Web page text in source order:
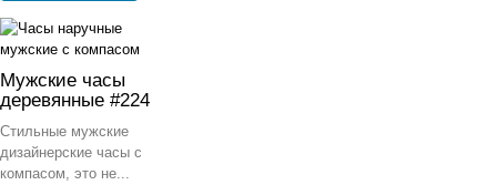
Мужские часы
деревянные #224
Стильные мужские
дизайнерские часы с
компасом, это не...